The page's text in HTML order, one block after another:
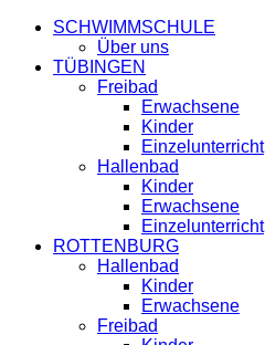
SCHWIMMSCHULE
Über uns
TÜBINGEN
Freibad
Erwachsene
Kinder
Einzelunterricht
Hallenbad
Kinder
Erwachsene
Einzelunterricht
ROTTENBURG
Hallenbad
Kinder
Erwachsene
Freibad